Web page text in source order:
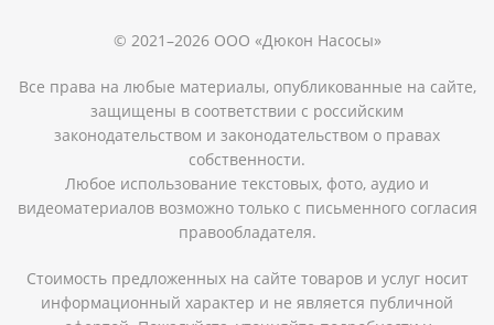
© 2021–2026 ООО «Дюкон Насосы»
Все права на любые материалы, опубликованные на сайте,
защищены в соответствии с российским
законодательством и законодательством о правах
собственности.
Любое использование текстовых, фото, аудио и
видеоматериалов возможно только с письменного согласия
правообладателя.
Стоимость предложенных на сайте товаров и услуг носит
информационный характер и не является публичной